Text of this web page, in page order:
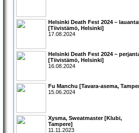
Helsinki Death Fest 2024 –
[Tiivistämö, Helsinki]
17.08.2024
Helsinki Death Fest 2024 –
[Tiivistämö, Helsinki]
16.08.2024
Fu Manchu [Tavara-asema,
15.06.2024
Xysma, Sweatmaster [Klubi,
Tampere]
11.11.2023